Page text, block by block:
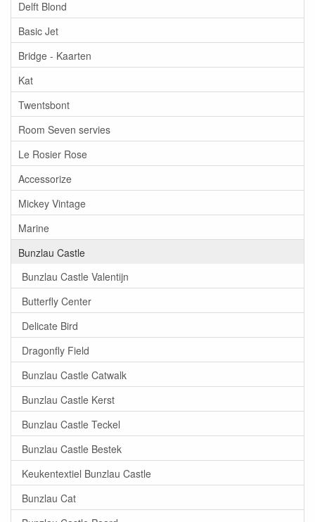
Delft Blond
Basic Jet
Bridge - Kaarten
Kat
Twentsbont
Room Seven servies
Le Rosier Rose
Accessorize
Mickey Vintage
Marine
Bunzlau Castle
Bunzlau Castle Valentijn
Butterfly Center
Delicate Bird
Dragonfly Field
Bunzlau Castle Catwalk
Bunzlau Castle Kerst
Bunzlau Castle Teckel
Bunzlau Castle Bestek
Keukentextiel Bunzlau Castle
Bunzlau Cat